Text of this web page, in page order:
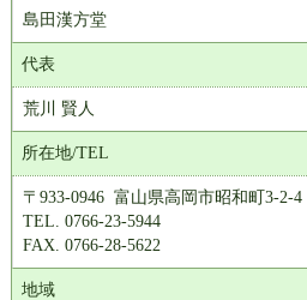
島田漢方堂
代表
荒川 賢人
所在地/TEL
〒933-0946 富山県高岡市昭和町3-2-4
TEL. 0766-23-5944
FAX. 0766-28-5622
地域